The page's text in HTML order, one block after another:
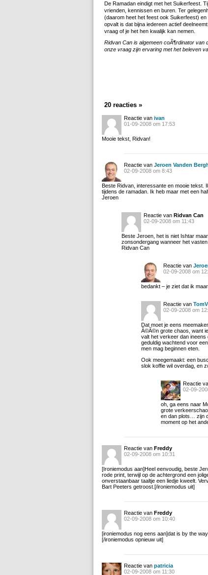
De Ramadan eindigt met het Suikerfeest.
vrienden, kennissen en buren. Ter
(daarom heet het feest ook Suikerfeest)
opvalt is dat bijna iedereen actief
vraag of je het hen kwalijk kan nemen.
Ridvan Can is algemeen coÃ¶rdinator van
onze vraag zijn ervaring met het beleven
20 reacties »
Reactie van ivan
01-09-2008 om 17:53
Mooie tekst, Ridvan!
Reactie van Jeroen Vanden
02-09-2008 om 8:43
Beste Ridvan, interessante en mooie tekst.
tijdens de ramadan. Ik heb maar met een
Jeroen
Reactie van Ridvan Can
02-09-2008 om 11:43
Beste Jeroen, het is niet Ishtar
zonsondergang wanneer het
Ridvan Can
Reactie van
02-09-2008 om
bedankt – je ziet dat ik
Reactie van
02-09-2008 om
Dat moet je eens
Ã©Ã©n grote chaos, want
valt het verkeer dan ineens
geduldig wachtend voor
men mag beginnen eten.
Ook meegemaakt: een
slok koffie wil overdag, en
Reactie
02-09-
oh, ga eens naar
grote
en dan plots… zijn
moment op het
Reactie van Freddy
02-09-2008 om 10:31
[Ironiemodus aan]Heel eenvoudig, beste
rode print, terwijl op de achtergrond een
onverstaanbaar taaltje een liedje kweelt.
Bart Peeters getroost.[/ironiemodus uit]
Reactie van Freddy
02-09-2008 om 10:40
[ironiemodus nog eens aan]dat is by the way
[/ironiemodus opnieuw uit]
Reactie van patricia
02-09-2008 om 11:30